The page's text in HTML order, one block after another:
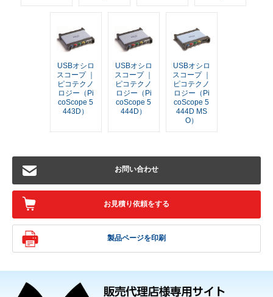
USBオシロ
スコープ ｜
ピコテクノ
ロジー（Pi
coScope 5
443D）
USBオシロ
スコープ ｜
ピコテクノ
ロジー（Pi
coScope 5
444D）
USBオシロ
スコープ ｜
ピコテクノ
ロジー（Pi
coScope 5
444D MS
O）
お問い合わせ
お見積り依頼をする
製品ページを印刷